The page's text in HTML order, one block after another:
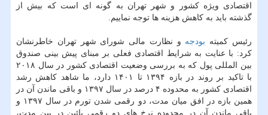
اقتصادی ویژه كشور و شهر تهران به گونه ای است كه بیش از
گذشته باید به كاهش هزینه ها توجه نماییم.
رئیس كمیته بودجه و نظارت مالی شورای شهر تهران خاطرنشان
كرد: با عنایت به شرایط اقتصادی فعلی بر مبنای پیش بینی صندوق
بین المللی پول كه به بررسی وضعیت اقتصادی كشور در سال ۲۰۱۸
با تاكید بر روند در بازه ۱۳۹۴ تا ۱۴۰۱ دارد، ما شاهد كاهش رشد
اقتصادی كشور به محدوده ۴ درصد در سال ۱۳۹۷ و باقی ماندن آن در
همین بازه در افق میان مدت، دو رقمی شدن تورم در سال ۱۳۹۷ و
باقی ماندن آن در محدوده نرخ های دو رقمی پائین در بین مدت،